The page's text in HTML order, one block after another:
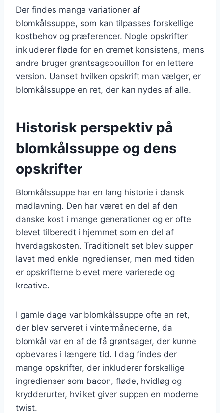
Der findes mange variationer af
blomkålssuppe, som kan tilpasses forskellige
kostbehov og præferencer. Nogle opskrifter
inkluderer fløde for en cremet konsistens, mens
andre bruger grøntsagsbouillon for en lettere
version. Uanset hvilken opskrift man vælger, er
blomkålssuppe en ret, der kan nydes af alle.
Historisk perspektiv på
blomkålssuppe og dens
opskrifter
Blomkålssuppe har en lang historie i dansk
madlavning. Den har været en del af den
danske kost i mange generationer og er ofte
blevet tilberedt i hjemmet som en del af
hverdagskosten. Traditionelt set blev suppen
lavet med enkle ingredienser, men med tiden
er opskrifterne blevet mere varierede og
kreative.
I gamle dage var blomkålssuppe ofte en ret,
der blev serveret i vintermånederne, da
blomkål var en af de få grøntsager, der kunne
opbevares i længere tid. I dag findes der
mange opskrifter, der inkluderer forskellige
ingredienser som bacon, fløde, hvidløg og
krydderurter, hvilket giver suppen en moderne
twist.